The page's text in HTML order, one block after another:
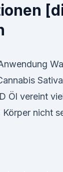
Öl vereint
nicht